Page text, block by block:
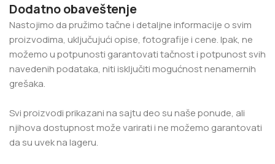
Dodatno obaveštenje
Nastojimo da pružimo tačne i detaljne informacije o svim
proizvodima, uključujući opise, fotografije i cene. Ipak, ne
možemo u potpunosti garantovati tačnost i potpunost svih
navedenih podataka, niti isključiti mogućnost nenamernih
grešaka.
Svi proizvodi prikazani na sajtu deo su naše ponude, ali
njihova dostupnost može varirati i ne možemo garantovati
da su uvek na lageru.